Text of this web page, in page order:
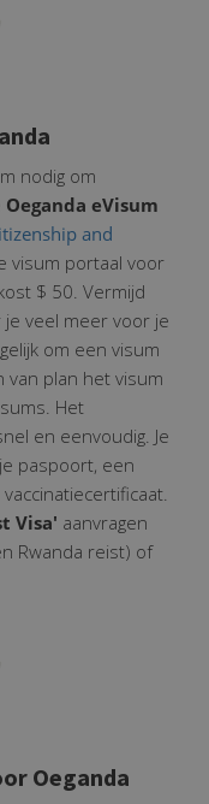
nodig om
Oeganda eVisum
and
visum portaal voor
$ 50. Vermijd
veel meer voor je
om een visum
van plan het visum
Het
en eenvoudig. Je
paspoort, een
Visa' aanvragen
Rwanda reist) of
Oeganda